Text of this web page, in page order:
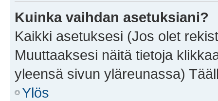
Kuinka vaihdan asetuksiani?
Kaikki asetuksesi (Jos olet
Muuttaaksesi näitä tietoja
yleensä sivun yläreunassa)
Ylös